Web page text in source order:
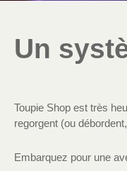
Un
Toupie Shop est très
regorgent (ou
Embarquez pour une